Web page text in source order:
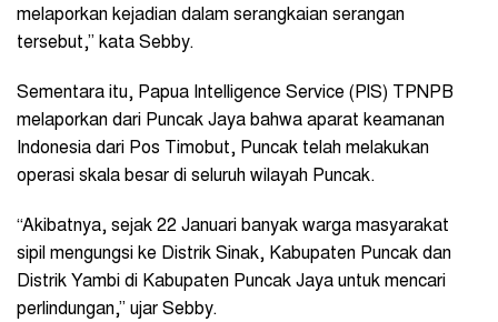
melaporkan kejadian dalam serangkaian serangan
tersebut,” kata Sebby.
‎Sementara itu, Papua Intelligence Service (PIS) TPNPB
melaporkan dari Puncak Jaya bahwa aparat keamanan
Indonesia dari Pos Timobut, Puncak telah melakukan
operasi skala besar di seluruh wilayah Puncak.
“Akibatnya, sejak 22 Januari banyak warga masyarakat
sipil mengungsi ke Distrik Sinak, Kabupaten Puncak dan
Distrik Yambi di Kabupaten Puncak Jaya untuk mencari
perlindungan,” ujar Sebby.